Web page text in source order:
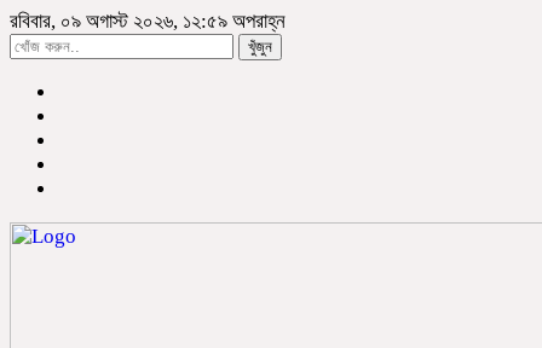
রবিবার, ০৯ অগাস্ট ২০২৬, ১২:৫৯ অপরাহ্ন
খুঁজুন